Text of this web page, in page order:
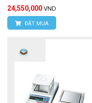
24,550,000 VND
ĐẶT MUA